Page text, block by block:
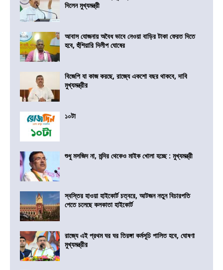
দিলেন মুখ্যমন্ত্রী
আবাস যোজনায় অবৈধ ভাবে নেওয়া বাড়ির টাকা ফেরত দিতে
হবে, হুঁশিয়ারি দিলীপ ঘোষের
বিজেপি যা কাজ করছে, রাজ্যে একশো বছর থাকবে, দাবি
মুখ্যমন্ত্রীর
১০টা
শুধু মসজিদ না, মন্দির থেকেও মাইক খোলা হচ্ছে : মুখ্যমন্ত্রী
স্বস্তির হাওয়া হাইকোর্ট চত্বরে, আটজন নতুন বিচারপতি
পেতে চলেছে কলকাতা হাইকোর্ট
রাজ্যে এই প্রথম ঘর ঘর তিরঙ্গা কর্মসূচি পালিত হবে, ঘোষণা
মুখ্যমন্ত্রীর